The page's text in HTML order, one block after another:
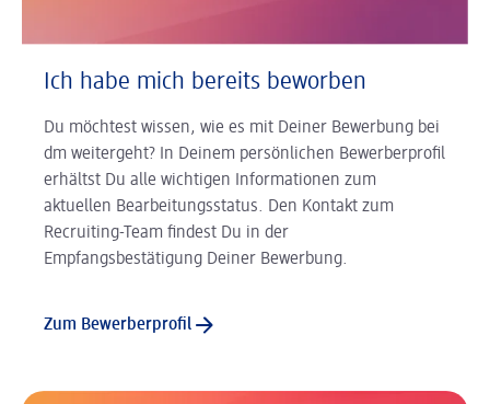
Ich habe mich bereits beworben
Du möchtest wissen, wie es mit Deiner Bewerbung bei
dm weitergeht? In Deinem persönlichen Bewerberprofil
erhältst Du alle wichtigen Informationen zum
aktuellen Bearbeitungsstatus. Den Kontakt zum
Recruiting-Team findest Du in der
Empfangsbestätigung Deiner Bewerbung.
Zum Bewerberprofil